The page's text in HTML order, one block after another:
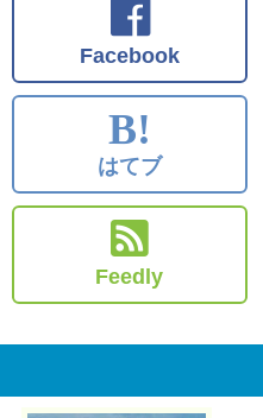
Facebook
B!
はてブ
Feedly